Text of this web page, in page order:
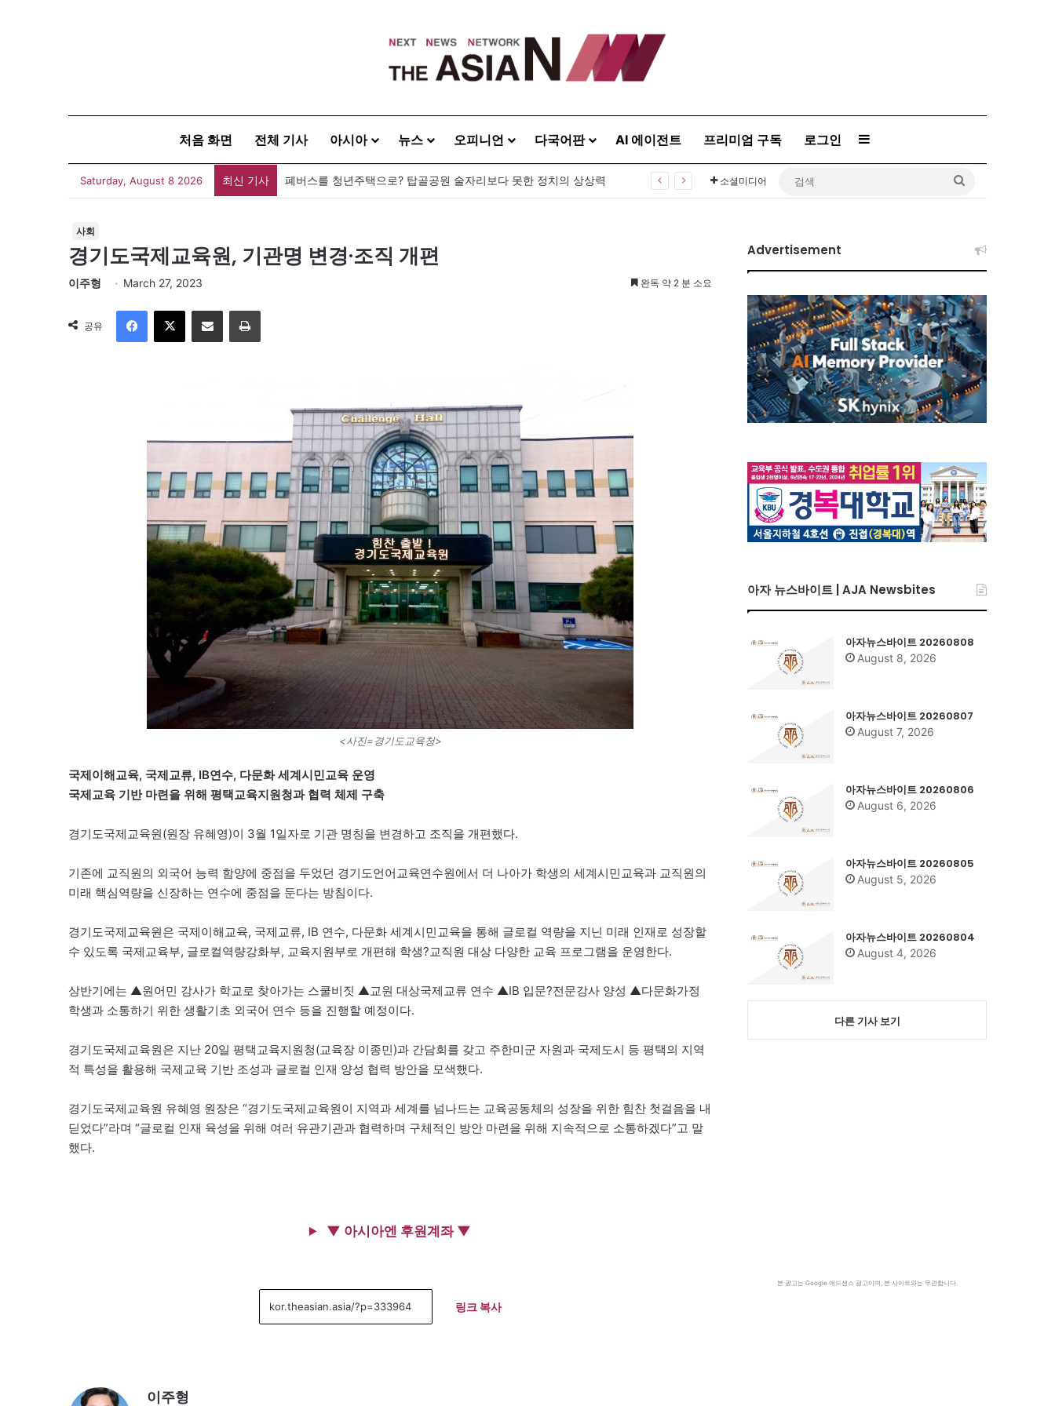
처음 화면 전체 기사 아시아 뉴스 오피니언 다국어판 AI 에이전트 프리미엄 구독 로그인 Sidebar
Saturday, August 8 2026 최신 기사 폐버스를 청년주택으로? 탑골공원 술자리보다 못한 정치의 상상력 소셜미디어
사회
경기도국제교육원, 기관명 변경·조직 개편
이주형 March 27, 2023 완독 약 2 분 소요
공유
이메일
<사진=경기도교육청>
국제이해교육, 국제교류, IB연수, 다문화 세계시민교육 운영
국제교육 기반 마련을 위해 평택교육지원청과 협력 체제 구축
경기도국제교육원(원장 유혜영)이 3월 1일자로 기관 명칭을 변경하고 조직을 개편했다.
기존에 교직원의 외국어 능력 함양에 중점을 두었던 경기도언어교육연수원에서 더 나아가 학생의 세계시민교육과 교직원의
미래 핵심역량을 신장하는 연수에 중점을 둔다는 방침이다.
경기도국제교육원은 국제이해교육, 국제교류, IB 연수, 다문화 세계시민교육을 통해 글로컬 역량을 지닌 미래 인재로 성장할
수 있도록 국제교육부, 글로컬역량강화부, 교육지원부로 개편해 학생?교직원 대상 다양한 교육 프로그램을 운영한다.
상반기에는 ▲원어민 강사가 학교로 찾아가는 스쿨비짓 ▲교원 대상국제교류 연수 ▲IB 입문?전문강사 양성 ▲다문화가정
학생과 소통하기 위한 생활기초 외국어 연수 등을 진행할 예정이다.
경기도국제교육원은 지난 20일 평택교육지원청(교육장 이종민)과 간담회를 갖고 주한미군 자원과 국제도시 등 평택의 지역
적 특성을 활용해 국제교육 기반 조성과 글로컬 인재 양성 협력 방안을 모색했다.
경기도국제교육원 유혜영 원장은 “경기도국제교육원이 지역과 세계를 넘나드는 교육공동체의 성장을 위한 힘찬 첫걸음을 내
딛었다”라며 “글로컬 인재 육성을 위해 여러 유관기관과 협력하며 구체적인 방안 마련을 위해 지속적으로 소통하겠다”고 말
했다.
▼ 아시아엔 후원계좌 ▼
링크 복사
이주형
Advertisement
아자 뉴스바이트 | AJA Newsbites
아자뉴스바이트 20260808
August 8, 2026
아자뉴스바이트 20260807
August 7, 2026
아자뉴스바이트 20260806
August 6, 2026
아자뉴스바이트 20260805
August 5, 2026
아자뉴스바이트 20260804
August 4, 2026
다른 기사 보기
본 광고는 Google 애드센스 광고이며, 본 사이트와는 무관합니다.